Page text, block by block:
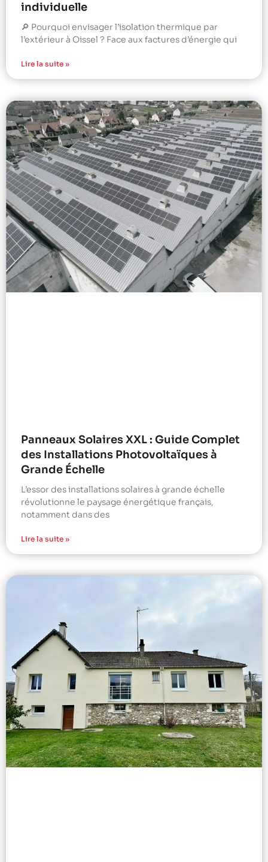
individuelle
🔎 Pourquoi envisager l’isolation thermique par
l’extérieur à Oissel ? Face aux factures d’énergie qui
Lire la suite »
Panneaux Solaires XXL : Guide Complet
des Installations Photovoltaïques à
Grande Échelle
L’essor des installations solaires à grande échelle
révolutionne le paysage énergétique français,
notamment dans des
Lire la suite »